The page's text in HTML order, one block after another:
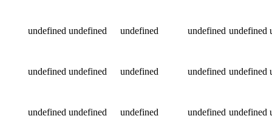
undefined undefined undefined undefined undefined
undefined undefined undefined undefined undefined
undefined undefined undefined undefined undefined